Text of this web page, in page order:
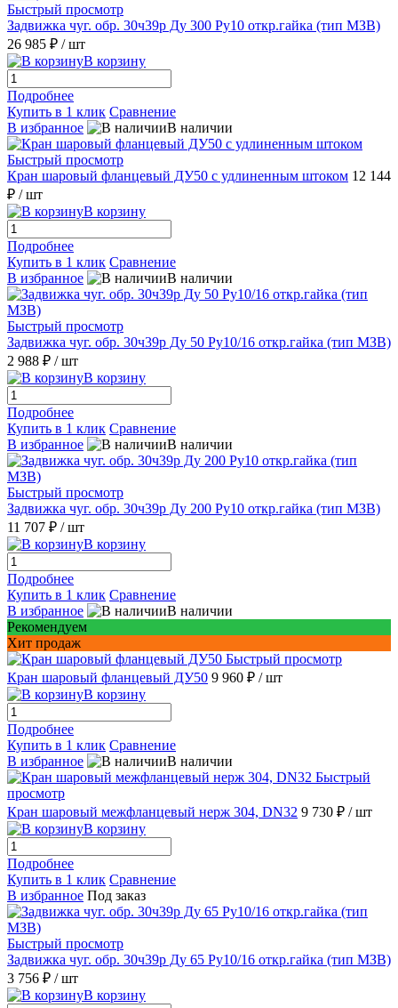
Быстрый просмотр
Задвижка чуг. обр. 30ч39р Ду 300 Ру10 откр.гайка (тип МЗВ)
26 985 ₽ / шт
В корзину
Подробнее
Купить в 1 клик Сравнение
В избранное
В наличии
Быстрый просмотр
Кран шаровый фланцевый ДУ50 с удлиненным штоком 12 144
₽ / шт
В корзину
Подробнее
Купить в 1 клик Сравнение
В избранное
В наличии
Быстрый просмотр
Задвижка чуг. обр. 30ч39р Ду 50 Ру10/16 откр.гайка (тип МЗВ)
2 988 ₽ / шт
В корзину
Подробнее
Купить в 1 клик Сравнение
В избранное
В наличии
Быстрый просмотр
Задвижка чуг. обр. 30ч39р Ду 200 Ру10 откр.гайка (тип МЗВ)
11 707 ₽ / шт
В корзину
Подробнее
Купить в 1 клик Сравнение
В избранное
В наличии
Рекомендуем
Хит продаж
Быстрый просмотр
Кран шаровый фланцевый ДУ50 9 960 ₽ / шт
В корзину
Подробнее
Купить в 1 клик Сравнение
В избранное
В наличии
Быстрый
просмотр
Кран шаровый межфланцевый нерж 304, DN32 9 730 ₽ / шт
В корзину
Подробнее
Купить в 1 клик Сравнение
В избранное Под заказ
Быстрый просмотр
Задвижка чуг. обр. 30ч39р Ду 65 Ру10/16 откр.гайка (тип МЗВ)
3 756 ₽ / шт
В корзину